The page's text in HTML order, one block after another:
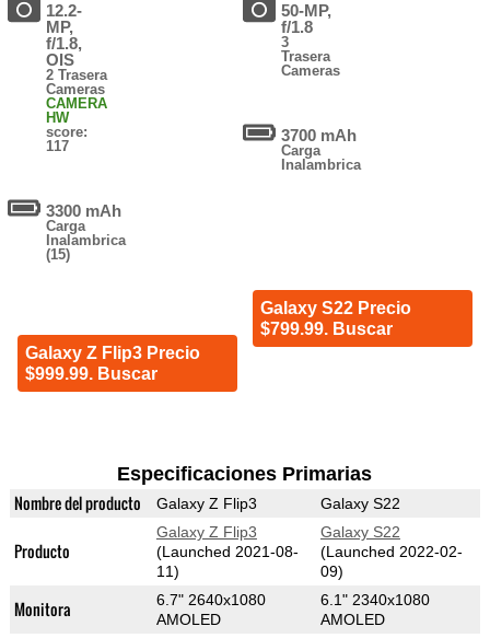
12.2-
MP,
f/1.8,
OIS
2 Trasera
Cameras
CAMERA
HW
score:
117
3300 mAh
Carga
Inalambrica
(15)
Galaxy Z Flip3 Precio
$999.99. Buscar
50-MP,
f/1.8
3
Trasera
Cameras
3700 mAh
Carga
Inalambrica
Galaxy S22 Precio
$799.99. Buscar
Especificaciones Primarias
Nombre del producto Galaxy Z Flip3 Galaxy S22
Producto
Galaxy Z Flip3
(Launched 2021-08-
11)
Galaxy S22
(Launched 2022-02-
09)
Monitora
6.7" 2640x1080
AMOLED
6.1" 2340x1080
AMOLED